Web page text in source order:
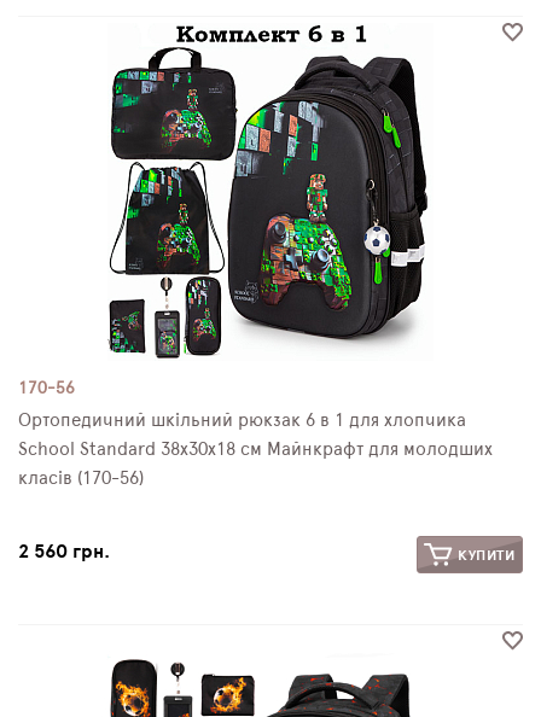
170-56
Ортопедичний шкільний рюкзак 6 в 1 для хлопчика
School Standard 38х30х18 см Майнкрафт для молодших
класів (170-56)
2 560 грн. КУПИТИ